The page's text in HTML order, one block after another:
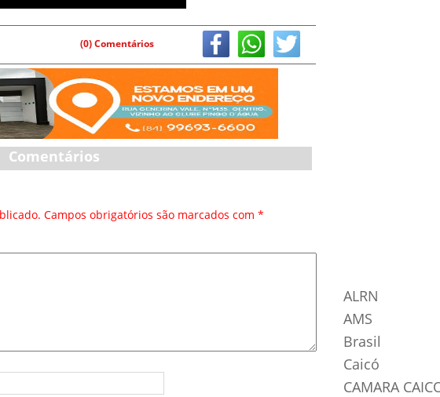
(0) Comentários
Comentários
Campos obrigatórios são marcados com *
ALRN
AMS
Brasil
Caicó
CAMARA